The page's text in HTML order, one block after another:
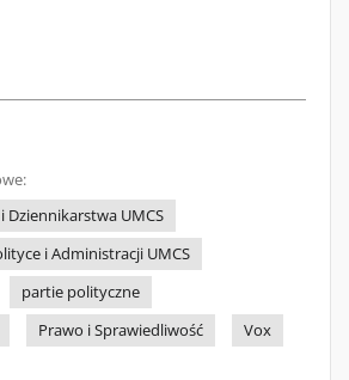
Dziennikarstwa UMCS
i Administracji UMCS
partie polityczne
Prawo i Sprawiedliwość
Vox